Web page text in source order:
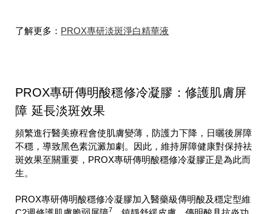
了解更多： PROX專研淡斑淨白精華液
PROX專研傳明酸穩修冷凝膠：修護肌膚屏
障 延長淡斑效果
頻繁進行醫美療程會使肌膚變薄，防護力下降，日曬後屏障
不穩，導致黑色素沉澱加劇。因此，維持屏障健康對保持祛
斑效果至關重要，PROX專研傳明酸穩修冷凝膠正是為此而
生。
PROX專研傳明酸穩修冷凝膠加入醫藥級傳明酸及穩定型維
7